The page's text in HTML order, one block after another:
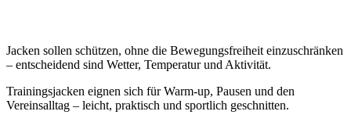
Jacken sollen schützen, ohne die Bewegungsfreiheit einzuschränken
– entscheidend sind Wetter, Temperatur und Aktivität.
Trainingsjacken eignen sich für Warm-up, Pausen und den
Vereinsalltag – leicht, praktisch und sportlich geschnitten.